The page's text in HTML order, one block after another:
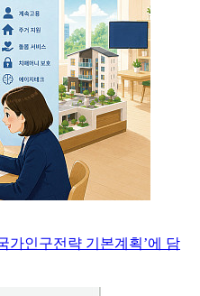
가인구전략 기본계획’에 담